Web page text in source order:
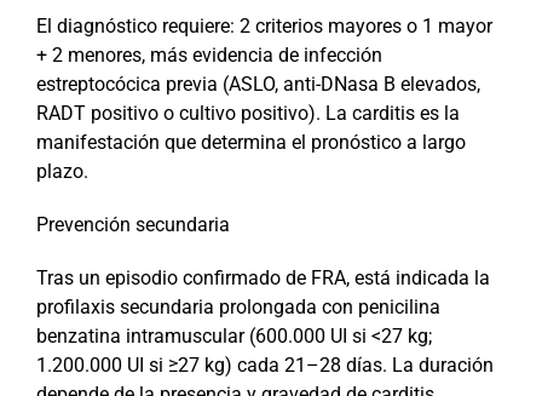
El diagnóstico requiere: 2 criterios mayores o 1 mayor
+ 2 menores, más evidencia de infección
estreptocócica previa (ASLO, anti-DNasa B elevados,
RADT positivo o cultivo positivo). La carditis es la
manifestación que determina el pronóstico a largo
plazo.
Prevención secundaria
Tras un episodio confirmado de FRA, está indicada la
profilaxis secundaria prolongada con penicilina
benzatina intramuscular (600.000 UI si <27 kg;
1.200.000 UI si ≥27 kg) cada 21–28 días. La duración